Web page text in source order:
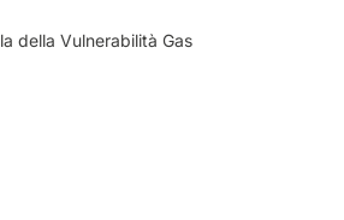
della Vulnerabilità Gas